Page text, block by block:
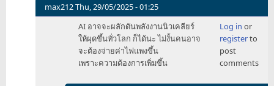
max212Thu, 29/05/2025 - 01:25
In
AI อาจจะผลักดันพลังงานนิวเคลียร์
ให้ผุดขึ้นทั่วโลก ก็ได้นะ ไม่งั้นคนอาจ
จะต้องจ่ายค่าไฟแพงขึ้น
เพราะความต้องการเพิ่มขึ้น
Log in or
registerto
post
comments